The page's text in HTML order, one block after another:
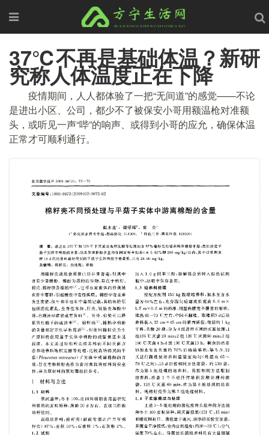
37℃不再是基础体温？新研
究称人体温度正在下降
疫情期间，人人都体验了一把“无间道”的感觉——不论
是进出小区、公司，都少不了被保安小哥用额温枪对准额
头，或听见一声“哔”的响声、或得到小哥的应允，确保体温
正常才可顺利通行。